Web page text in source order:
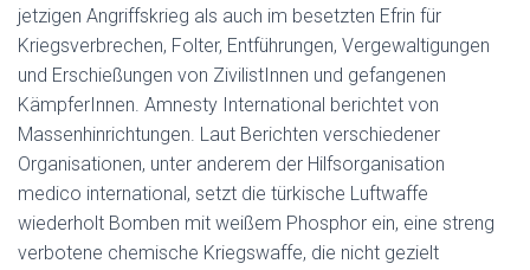
jetzigen Angriffskrieg als auch im besetzten Efrin für
Kriegsverbrechen, Folter, Entführungen, Vergewaltigungen
und Erschießungen von ZivilistInnen und gefangenen
KämpferInnen. Amnesty International berichtet von
Massenhinrichtungen. Laut Berichten verschiedener
Organisationen, unter anderem der Hilfsorganisation
medico international, setzt die türkische Luftwaffe
wiederholt Bomben mit weißem Phosphor ein, eine streng
verbotene chemische Kriegswaffe, die nicht gezielt